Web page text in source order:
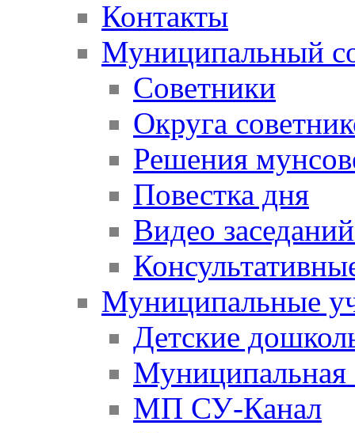
Контакты
Муниципальный
Советники
Округа
Решения
Повестка дня
Видео
Муниципальные
Детские
Муниципальная
МП СУ-Канал